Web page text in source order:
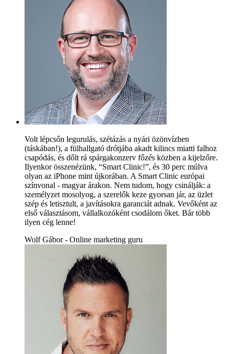
Volt lépcsőn legurulás, szétázás a nyári özönvízben
(táskában!), a fülhallgató drótjába akadt kilincs miatti falhoz
csapódás, és dőlt rá spárgakonzerv főzés közben a kijelzőre.
Ilyenkor összenézünk, “Smart Clinic!”, és 30 perc múlva
olyan az iPhone mint újkorában. A Smart Clinic európai
színvonal - magyar árakon. Nem tudom, hogy csinálják: a
személyzet mosolyog, a szerelők keze gyorsan jár, az üzlet
szép és letisztult, a javításokra garanciát adnak. Vevőként az
első választásom, vállalkozóként csodálom őket. Bár több
ilyen cég lenne!
Wolf Gábor - Online marketing guru